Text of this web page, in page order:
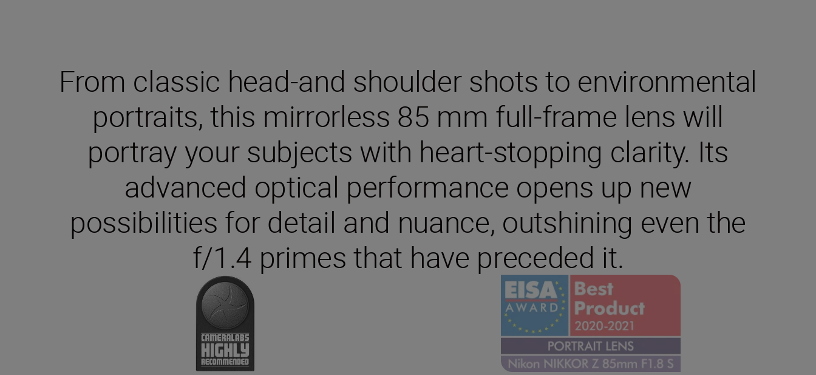
From classic head-and shoulder shots to environmental
portraits, this mirrorless 85 mm full-frame lens will
portray your subjects with heart-stopping clarity. Its
advanced optical performance opens up new
possibilities for detail and nuance, outshining even the
f/1.4 primes that have preceded it.